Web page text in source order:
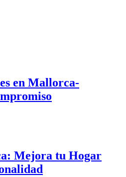
en Mallorca-
Mejora tu Hogar